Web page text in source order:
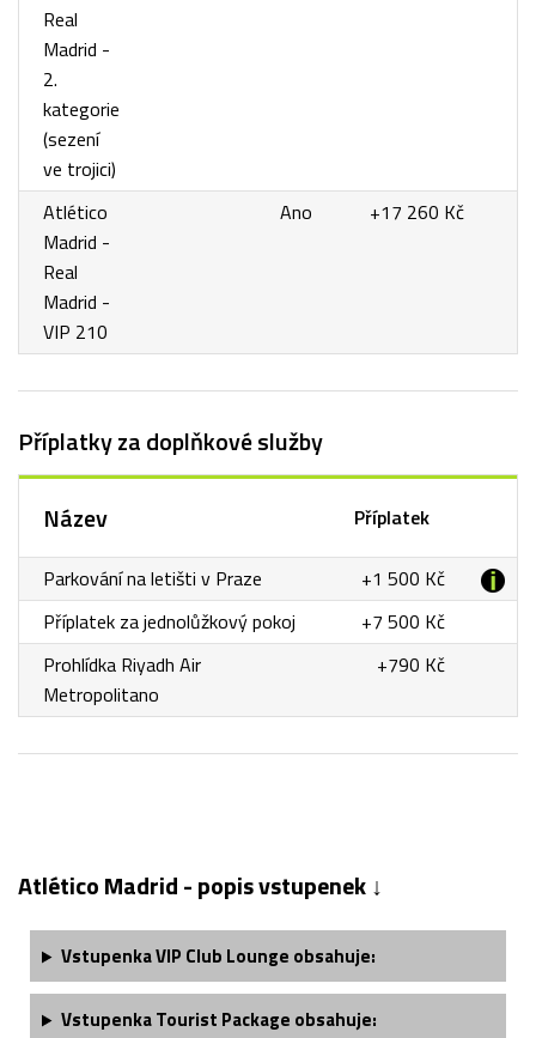
Real
Madrid -
2.
kategorie
(sezení
ve trojici)
Atlético
Madrid -
Real
Madrid -
VIP 210
Ano +17 260 Kč
Příplatky za doplňkové služby
Název Příplatek
Parkování na letišti v Praze
+1 500 Kč
Příplatek za jednolůžkový pokoj
+7 500 Kč
Prohlídka Riyadh Air
Metropolitano
+790 Kč
Atlético Madrid - popis vstupenek ↓
Vstupenka VIP Club Lounge obsahuje:
Vstupenka Tourist Package obsahuje: